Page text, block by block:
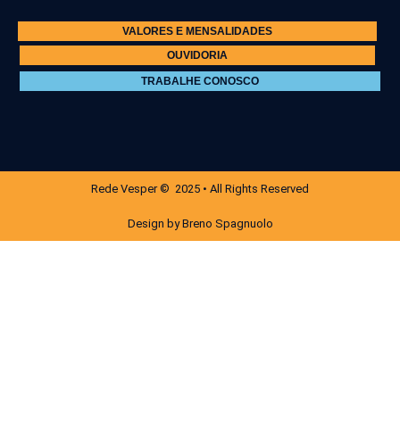
VALORES E MENSALIDADES
OUVIDORIA
TRABALHE CONOSCO
Rede Vesper © 2025 • All Rights Reserved
Design by Breno Spagnuolo